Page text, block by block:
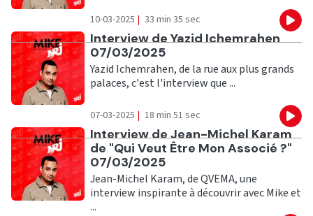
10-03-2025 | 33 min 35 sec
Ecouter
Interview de Yazid Ichemrahen
07/03/2025
Yazid Ichemrahen, de la rue aux plus grands
palaces, c'est l'interview que ...
07-03-2025 | 18 min 51 sec
Ecouter
Interview de Jean-Michel Karam
de "Qui Veut Être Mon Associé ?"
07/03/2025
Jean-Michel Karam, de QVEMA, une
interview inspirante à découvrir avec Mike et
...